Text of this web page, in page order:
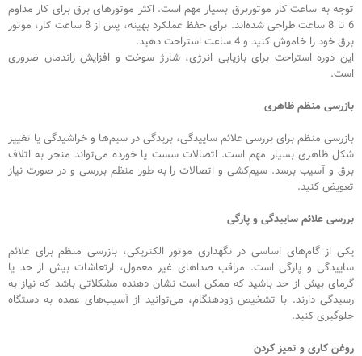
توجه به ساعت کار موتوربرق بسیار مهم است. اکثر موتورهای برق برای کار مداوم
6 تا 8 ساعت طراحی شده‌اند. برای حفظ عملکرد بهینه، پس از 8 ساعت کار، موتور
برق خود را خاموش کنید و 4 ساعت استراحت دهید.
این دوره استراحت برای بازیابی انرژی، شارژ سوخت و افزایش راندمان ضروری
است.
بازرسی منظم ظاهری
بازرسی منظم برای بررسی علائم ساییدگی، بریدگی در سیم‌ها و خراشیدگی یا تغییر
شکل ظاهری بسیار مهم است. اتصالات سست یا خورده می‌تواند منجر به اتلاف
برق و آسیب برسد. سیم‌کشی و اتصالات را به طور منظم بررسی و در صورت نیاز
تعویض کنید.
بررسی علائم ساییدگی و پارگی
یکی از گام‌های اساسی در نگهداری موتور الکتریکی، بازرسی منظم برای علائم
ساییدگی و پارگی است. مراقب صداهای غیر معمول، ارتعاشات بیش از حد یا
گرمای بیش از حد باشید که ممکن است نشان دهنده مشکلاتی باشد که نیاز به
رسیدگی دارند. با تشخیص زودهنگام، می‌توانید از آسیب‌های عمده به دستگاه
جلوگیری کنید.
روغن کاری و تمیز کردن